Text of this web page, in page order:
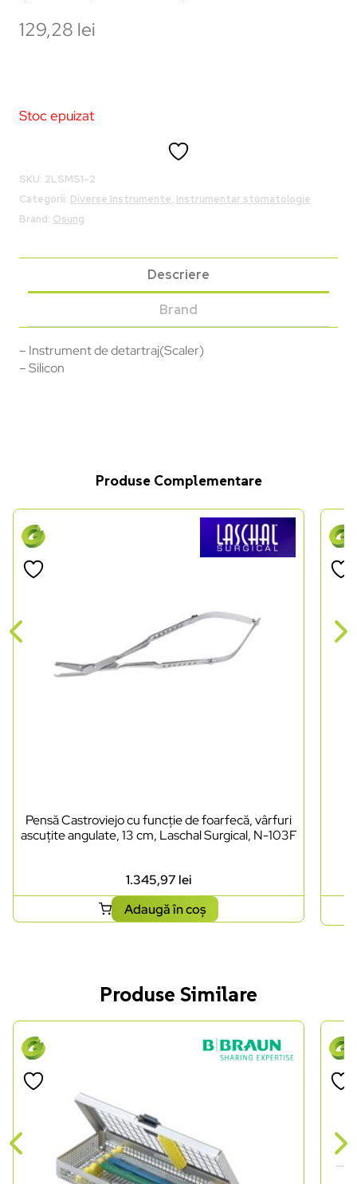
129,28 lei
Stoc epuizat
SKU: 2LSMS1-2
Categorii: Diverse Instrumente, Instrumentar stomatologie
Brand: Osung
Descriere
Brand
– Instrument de detartraj(Scaler)
– Silicon
Produse Complementare
Pensă Castroviejo cu funcție de foarfecă, vârfuri
ascuțite angulate, 13 cm, Laschal Surgical, N-103F
1.345,97 lei
Adaugă în coș
Produse Similare